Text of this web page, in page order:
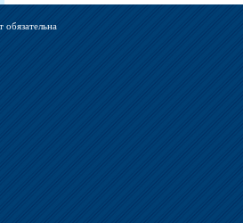
обязательна